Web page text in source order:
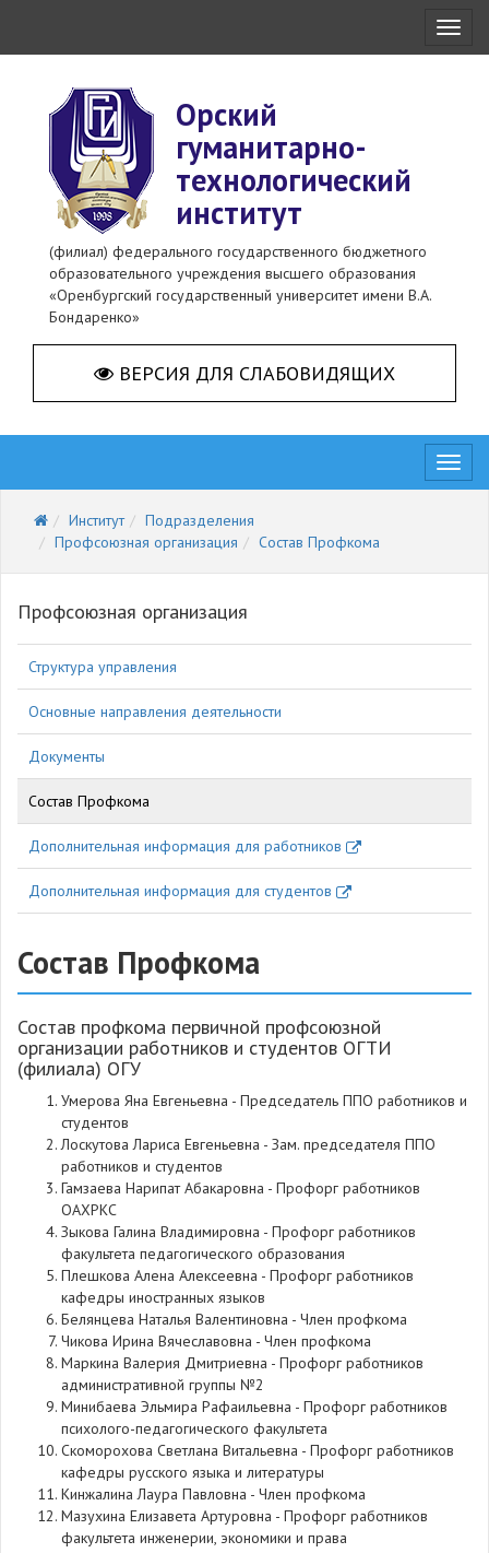
Орский
гуманитарно-
технологический
институт
(филиал) федерального государственного бюджетного
образовательного учреждения высшего образования
«Оренбургский государственный университет имени В.А.
Бондаренко»
ВЕРСИЯ ДЛЯ СЛАБОВИДЯЩИХ
Институт
Подразделения
Профсоюзная организация
Состав Профкома
Профсоюзная организация
Структура управления
Основные направления деятельности
Документы
Состав Профкома
Дополнительная информация для работников
Дополнительная информация для студентов
Состав Профкома
Состав профкома первичной профсоюзной
организации работников и студентов ОГТИ
(филиала) ОГУ
Умерова Яна Евгеньевна - Председатель ППО работников и
студентов
Лоскутова Лариса Евгеньевна - Зам. председателя ППО
работников и студентов
Гамзаева Нарипат Абакаровна - Профорг работников
ОАХРКС
Зыкова Галина Владимировна - Профорг работников
факультета педагогического образования
Плешкова Алена Алексеевна - Профорг работников
кафедры иностранных языков
Белянцева Наталья Валентиновна - Член профкома
Чикова Ирина Вячеславовна - Член профкома
Маркина Валерия Дмитриевна - Профорг работников
административной группы №2
Минибаева Эльмира Рафаильевна - Профорг работников
психолого-педагогического факультета
Скоморохова Светлана Витальевна - Профорг работников
кафедры русского языка и литературы
Кинжалина Лаура Павловна - Член профкома
Мазухина Елизавета Артуровна - Профорг работников
факультета инженерии, экономики и права